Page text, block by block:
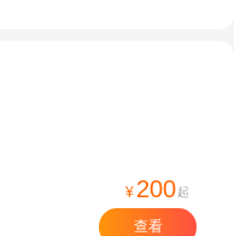
¥ 200起
查看